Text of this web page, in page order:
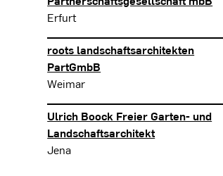
Erfurt
roots landschaftsarchitekten
PartGmbB
Weimar
Ulrich Boock Freier Garten- und
Landschaftsarchitekt
Jena